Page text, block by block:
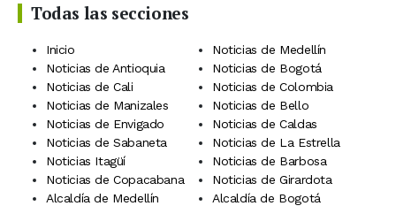
Todas las secciones
Inicio
Noticias de Medellín
Noticias de Antioquia
Noticias de Bogotá
Noticias de Cali
Noticias de Colombia
Noticias de Manizales
Noticias de Bello
Noticias de Envigado
Noticias de Caldas
Noticias de Sabaneta
Noticias de La Estrella
Noticias Itagüí
Noticias de Barbosa
Noticias de Copacabana
Noticias de Girardota
Alcaldía de Medellín
Alcaldía de Bogotá